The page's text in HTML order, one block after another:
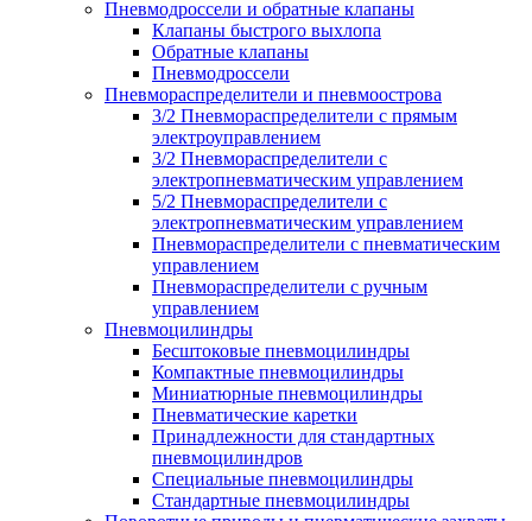
Пневмодроссели и обратные клапаны
Клапаны быстрого выхлопа
Обратные клапаны
Пневмодроссели
Пневмораспределители и пневмоострова
3/2 Пневмораспределители с прямым
электроуправлением
3/2 Пневмораспределители с
электропневматическим управлением
5/2 Пневмораспределители с
электропневматическим управлением
Пневмораспределители с пневматическим
управлением
Пневмораспределители с ручным
управлением
Пневмоцилиндры
Бесштоковые пневмоцилиндры
Компактные пневмоцилиндры
Миниатюрные пневмоцилиндры
Пневматические каретки
Принадлежности для стандартных
пневмоцилиндров
Специальные пневмоцилиндры
Стандартные пневмоцилиндры